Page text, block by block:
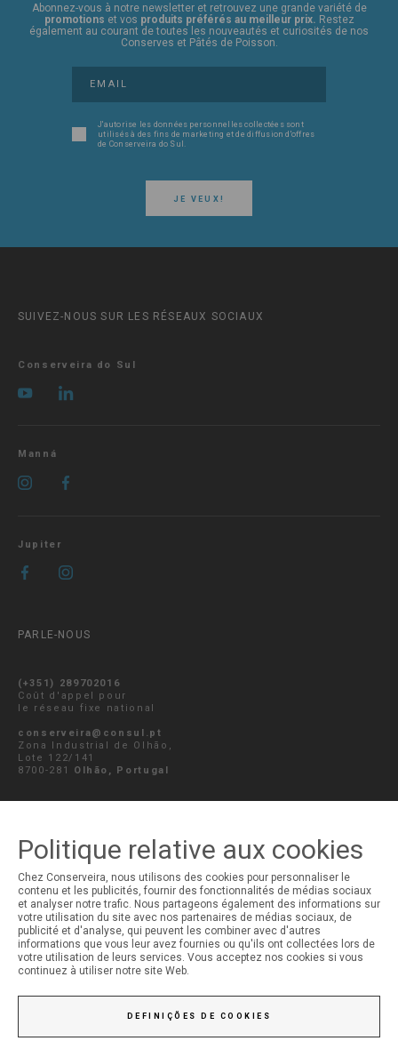
Abonnez-vous à notre newsletter et retrouvez une grande variété de
promotions et vos produits préférés au meilleur prix. Restez
également au courant de toutes les nouveautés et curiosités de nos
Conserves et Pâtés de Poisson.
JE VEUX!
J'autorise les données personnelles collectées sont
utilisés à des fins de marketing et de diffusion d'offres
de Conserveira do Sul.
SUIVEZ-NOUS SUR LES RÉSEAUX SOCIAUX
Conserveira do Sul
Manná
Jupiter
PARLE-NOUS
(+351) 289702016
Coût d'appel pour
le réseau fixe national
conserveira@consul.pt
Zona Industrial de Olhão,
Lote 122/141
8700-281 Olhão, Portugal
MON COMPTE
Ouverture de Session
Inscription
Politique relative aux cookies
Chez Conserveira, nous utilisons des cookies pour personnaliser le
contenu et les publicités, fournir des fonctionnalités de médias sociaux
et analyser notre trafic. Nous partageons également des informations sur
votre utilisation du site avec nos partenaires de médias sociaux, de
publicité et d'analyse, qui peuvent les combiner avec d'autres
informations que vous leur avez fournies ou qu'ils ont collectées lors de
votre utilisation de leurs services. Vous acceptez nos cookies si vous
continuez à utiliser notre site Web.
DEFINIÇÕES DE COOKIES